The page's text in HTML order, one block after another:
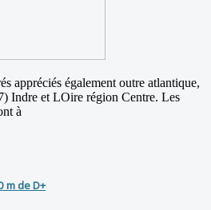
appréciés également outre atlantique,
Indre et LOire région Centre. Les
à
m de D+